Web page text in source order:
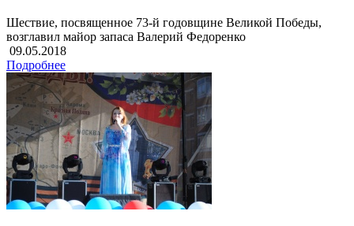
Шествие, посвященное 73-й годовщине Великой Победы,
возглавил майор запаса Валерий Федоренко
09.05.2018
Подробнее